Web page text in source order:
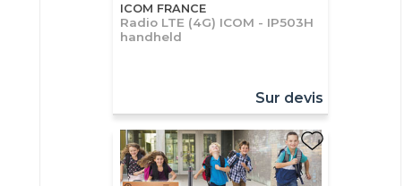
ICOM FRANCE
Radio LTE (4G) ICOM - IP503H
handheld
Sur devis